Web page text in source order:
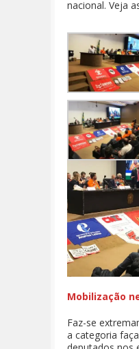
nacional. Veja
Mobilização
Faz-se
a categoria